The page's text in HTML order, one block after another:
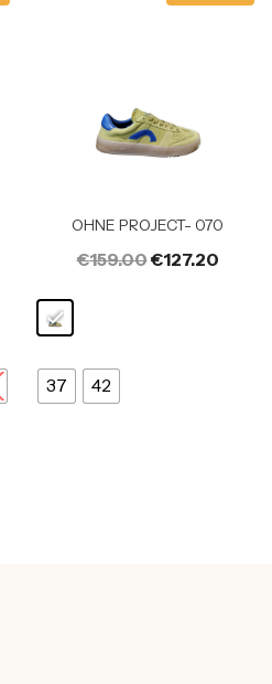
OHNE PROJECT- 070
€159.00€127.20
37 42